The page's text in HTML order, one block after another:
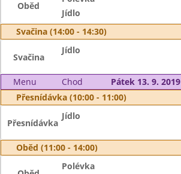
Oběd
Jídlo
Svačina (14:00 - 14:30)
Svačina
Jídlo
Menu Chod
Pátek 13. 9. 2019
Přesnídávka (10:00 - 11:00)
Přesnídávka
Jídlo
Oběd (11:00 - 14:00)
Polévka